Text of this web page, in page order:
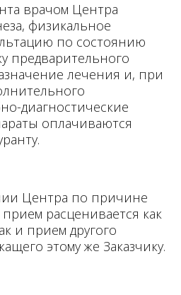
врачом Центра
физикальное
по состоянию
предварительного
лечения и, при
диагностические
оплачиваются
Центра по причине
расценивается как
и прием другого
этому же Заказчику.